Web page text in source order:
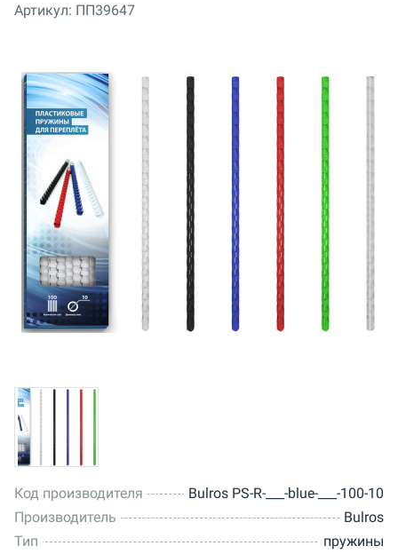
Артикул: ПП39647
Код производителя
Bulros PS-R-___-blue-___-100-10
Производитель
Bulros
Тип
пружины